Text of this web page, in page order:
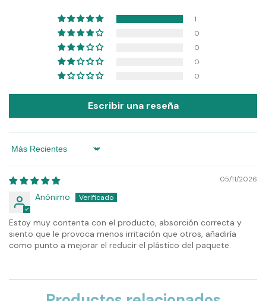
1
0
0
0
0
Escribir una reseña
Sort by
05/11/2026
Anónimo
Estoy muy contenta con el producto, absorción correcta y
siento que le provoca menos irritación que otros, añadiría
como punto a mejorar el reducir el plástico del paquete.